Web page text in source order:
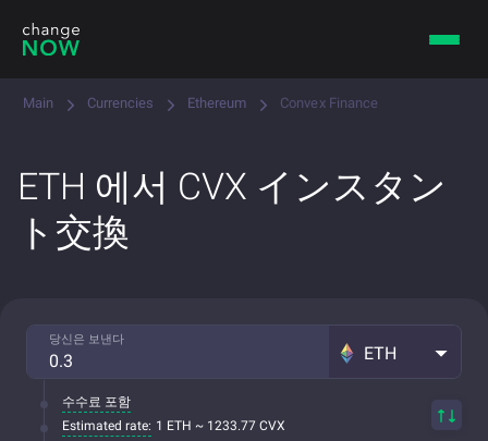
Main Currencies Ethereum Convex Finance
ETH 에서 CVX インスタン
ト交換
당신은 보낸다
ETH
수수료 포함
Estimated rate: 1 ETH ~ 1233.77 CVX